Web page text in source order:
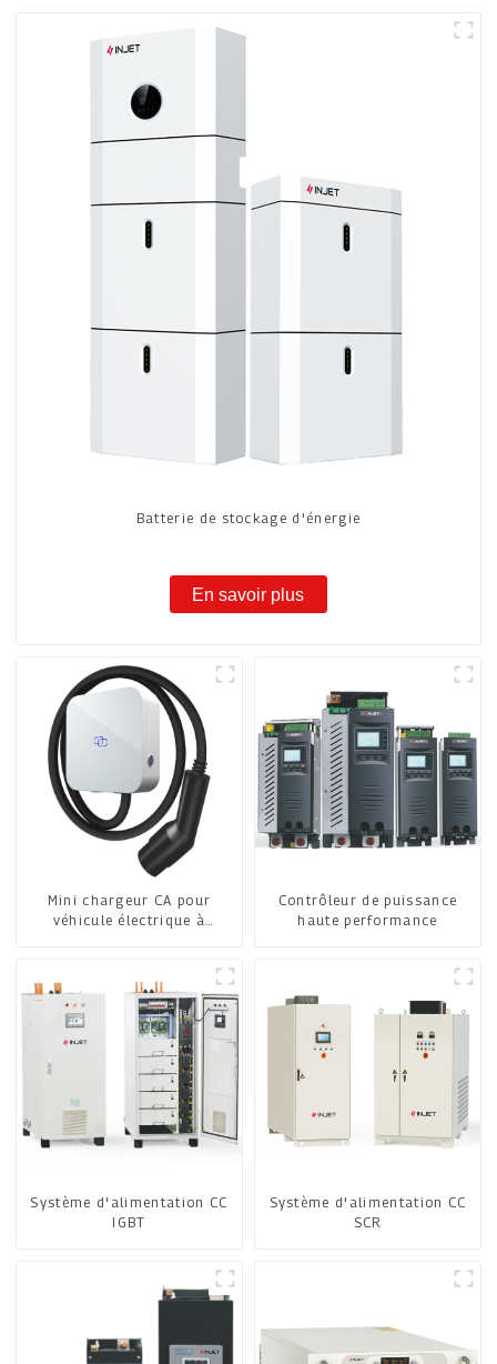
Batterie de stockage d'énergie
En savoir plus
Mini chargeur CA pour
véhicule électrique à
Contrôleur de puissance
haute performance
Système d'alimentation CC
IGBT
Système d'alimentation CC
SCR